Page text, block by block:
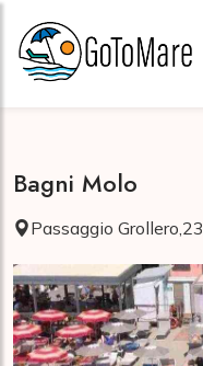
Bagni Molo
Passaggio Grollero,23